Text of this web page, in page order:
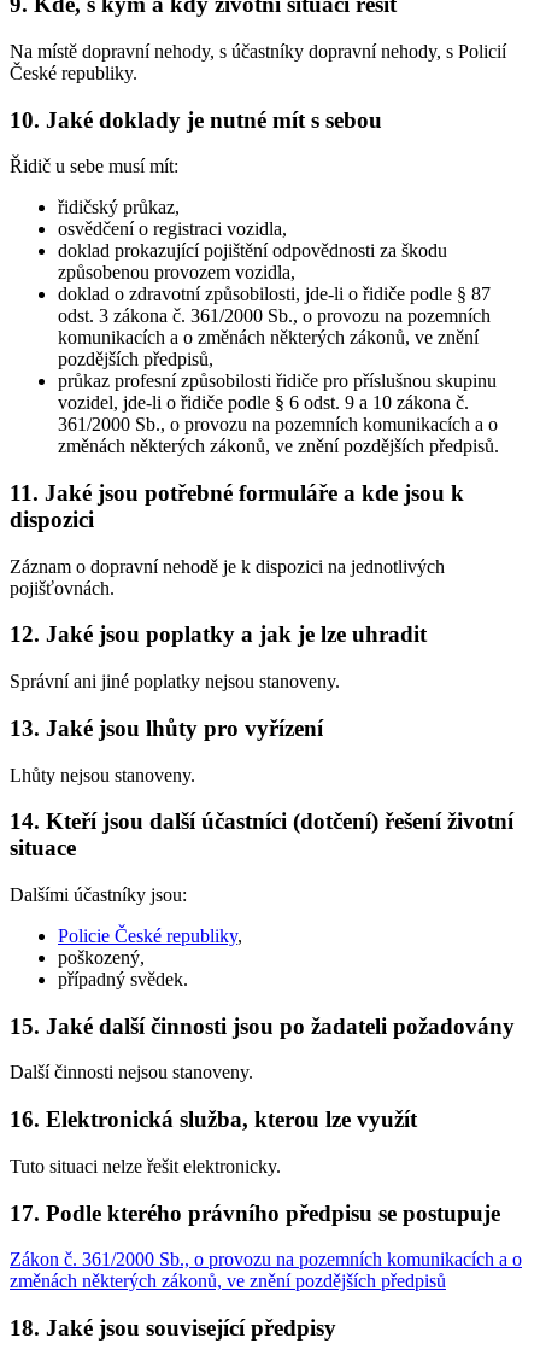
Na místě dopravní nehody, s účastníky dopravní nehody, s Policií
České republiky.
10. Jaké doklady je nutné mít s sebou
Řidič u sebe musí mít:
řidičský průkaz,
osvědčení o registraci vozidla,
doklad prokazující pojištění odpovědnosti za škodu
způsobenou provozem vozidla,
doklad o zdravotní způsobilosti, jde-li o řidiče podle § 87
odst. 3 zákona č. 361/2000 Sb., o provozu na pozemních
komunikacích a o změnách některých zákonů, ve znění
pozdějších předpisů,
průkaz profesní způsobilosti řidiče pro příslušnou skupinu
vozidel, jde-li o řidiče podle § 6 odst. 9 a 10 zákona č.
361/2000 Sb., o provozu na pozemních komunikacích a o
změnách některých zákonů, ve znění pozdějších předpisů.
11. Jaké jsou potřebné formuláře a kde jsou k
dispozici
Záznam o dopravní nehodě je k dispozici na jednotlivých
pojišťovnách.
12. Jaké jsou poplatky a jak je lze uhradit
Správní ani jiné poplatky nejsou stanoveny.
13. Jaké jsou lhůty pro vyřízení
Lhůty nejsou stanoveny.
14. Kteří jsou další účastníci (dotčení) řešení životní
situace
Dalšími účastníky jsou:
Policie České republiky,
poškozený,
případný svědek.
15. Jaké další činnosti jsou po žadateli požadovány
Další činnosti nejsou stanoveny.
16. Elektronická služba, kterou lze využít
Tuto situaci nelze řešit elektronicky.
17. Podle kterého právního předpisu se postupuje
Zákon č. 361/2000 Sb., o provozu na pozemních komunikacích a o
změnách některých zákonů, ve znění pozdějších předpisů
18. Jaké jsou související předpisy